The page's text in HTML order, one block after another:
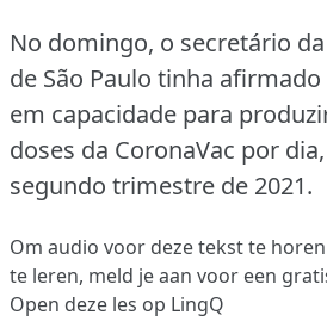
No domingo, o secretário
de São Paulo tinha
em capacidade para
doses da CoronaVac por
segundo trimestre de 2021.
Om audio voor deze tekst te
te leren, meld je aan voor een
Open deze les op LingQ